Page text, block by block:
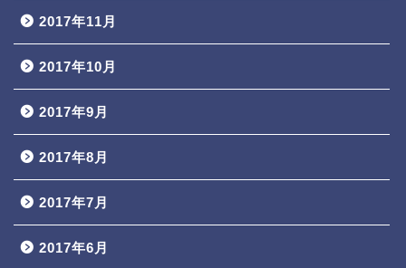
2017年11月
2017年10月
2017年9月
2017年8月
2017年7月
2017年6月